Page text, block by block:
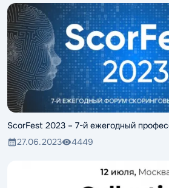
ScorFest 2023 – 7-й ежегодный
27.06.2023
4449